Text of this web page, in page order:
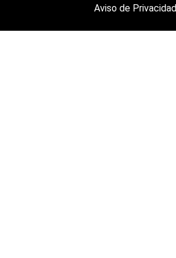
Aviso de Privacidad